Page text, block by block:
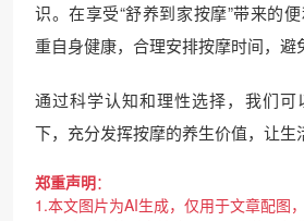
识。在享受“舒养到家按摩”带来的
重自身健康，合理安排按摩时间，避
通过科学认知和理性选择，我们可
下，充分发挥按摩的养生价值，让生
郑重声明：
1.本文图片为AI生成，仅用于文章配图